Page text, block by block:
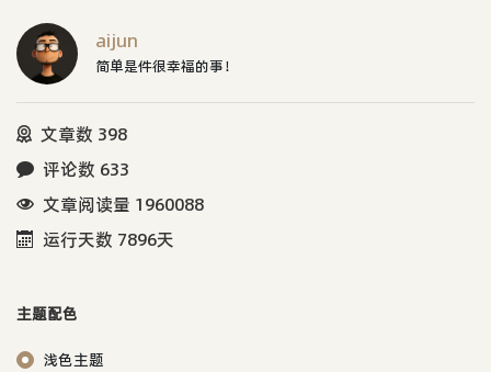
aijun
简单是件很幸福的事！
文章数 398
评论数 633
文章阅读量 1960088
运行天数 7896天
主题配色
浅色主题